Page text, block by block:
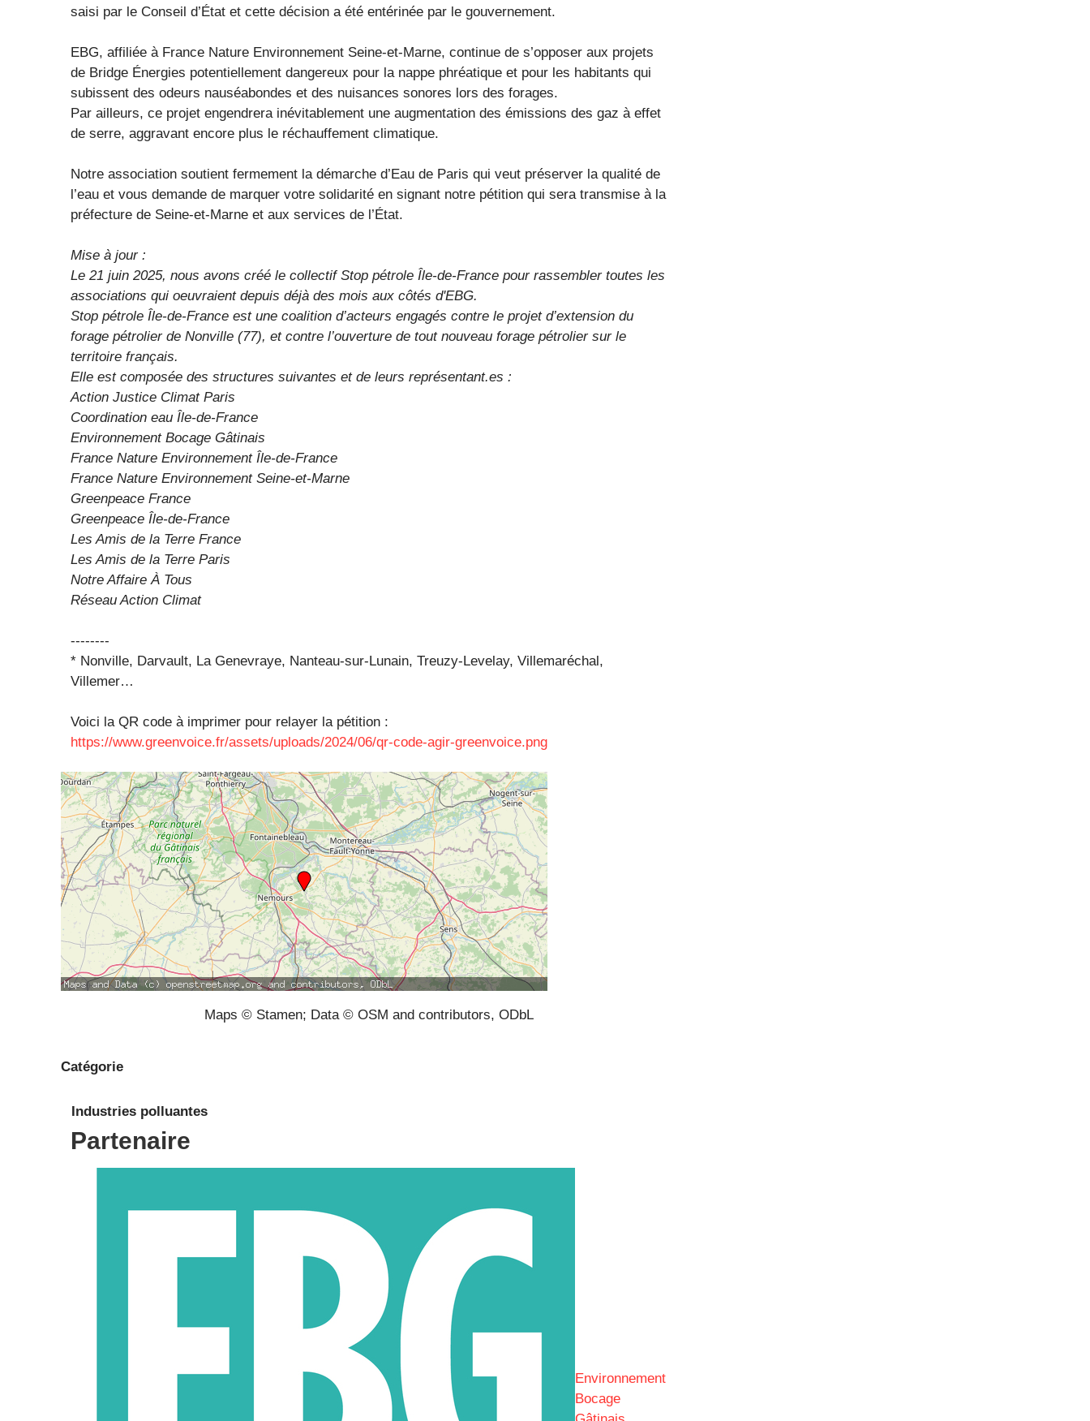
saisi par le Conseil d’État et cette décision a été entérinée par le gouvernement.
EBG, affiliée à France Nature Environnement Seine-et-Marne, continue de s’opposer aux projets
de Bridge Énergies potentiellement dangereux pour la nappe phréatique et pour les habitants qui
subissent des odeurs nauséabondes et des nuisances sonores lors des forages.
Par ailleurs, ce projet engendrera inévitablement une augmentation des émissions des gaz à effet
de serre, aggravant encore plus le réchauffement climatique.
Notre association soutient fermement la démarche d’Eau de Paris qui veut préserver la qualité de
l’eau et vous demande de marquer votre solidarité en signant notre pétition qui sera transmise à la
préfecture de Seine-et-Marne et aux services de l’État.
Mise à jour :
Le 21 juin 2025, nous avons créé le collectif Stop pétrole Île-de-France pour rassembler toutes les
associations qui oeuvraient depuis déjà des mois aux côtés d'EBG.
Stop pétrole Île-de-France est une coalition d’acteurs engagés contre le projet d’extension du
forage pétrolier de Nonville (77), et contre l’ouverture de tout nouveau forage pétrolier sur le
territoire français.
Elle est composée des structures suivantes et de leurs représentant.es :
Action Justice Climat Paris
Coordination eau Île-de-France
Environnement Bocage Gâtinais
France Nature Environnement Île-de-France
France Nature Environnement Seine-et-Marne
Greenpeace France
Greenpeace Île-de-France
Les Amis de la Terre France
Les Amis de la Terre Paris
Notre Affaire À Tous
Réseau Action Climat
--------
* Nonville, Darvault, La Genevraye, Nanteau-sur-Lunain, Treuzy-Levelay, Villemaréchal,
Villemer…
Voici la QR code à imprimer pour relayer la pétition :
https://www.greenvoice.fr/assets/uploads/2024/06/qr-code-agir-greenvoice.png
Maps © Stamen; Data © OSM and contributors, ODbL
Catégorie
Industries polluantes
Partenaire
Environnement
Bocage